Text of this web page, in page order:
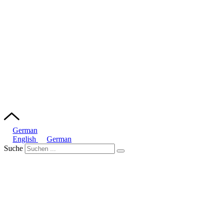
German
English
German
Suche